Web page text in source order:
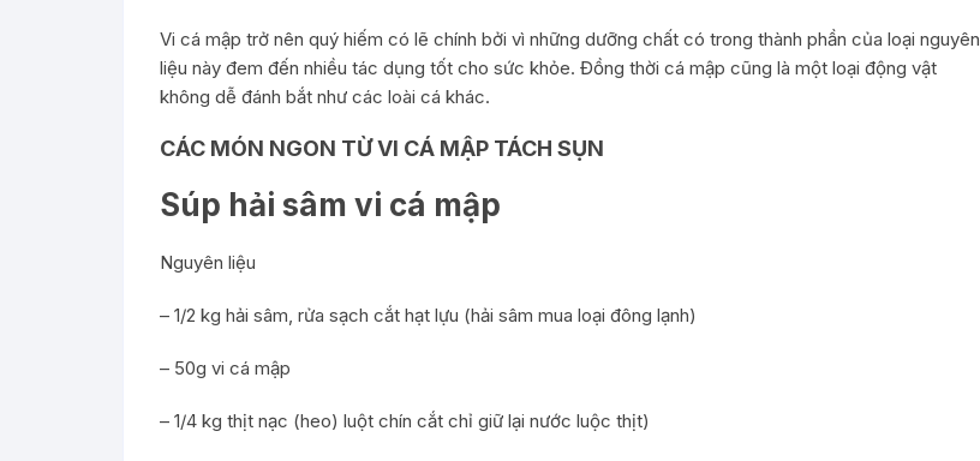
Vi cá mập trở nên quý hiếm có lẽ chính bởi vì những dưỡng chất có trong thành phần của loại nguyên
liệu này đem đến nhiều tác dụng tốt cho sức khỏe. Đồng thời cá mập cũng là một loại động vật
không dễ đánh bắt như các loài cá khác.
CÁC MÓN NGON TỪ VI CÁ MẬP TÁCH SỤN
Súp hải sâm vi cá mập
Nguyên liệu
– 1/2 kg hải sâm, rửa sạch cắt hạt lựu (hải sâm mua loại đông lạnh)
– 50g vi cá mập
– 1/4 kg thịt nạc (heo) luột chín cắt chỉ giữ lại nước luộc thịt)